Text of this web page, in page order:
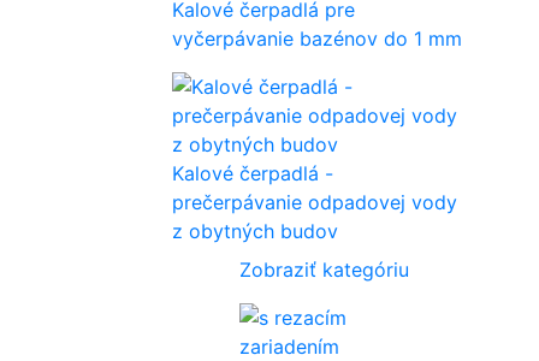
Kalové čerpadlá pre
vyčerpávanie bazénov do 1 mm
Kalové čerpadlá -
prečerpávanie odpadovej vody
z obytných budov
Zobraziť kategóriu